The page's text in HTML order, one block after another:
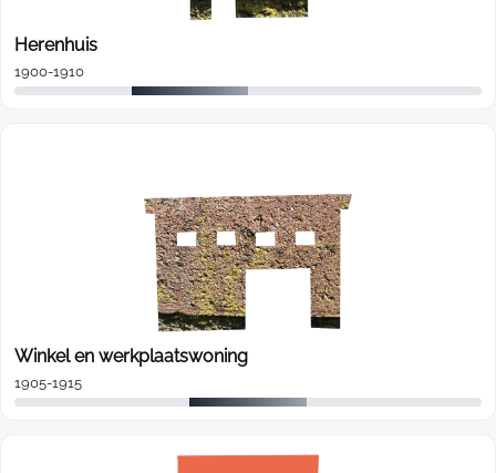
Herenhuis
1900-1910
Winkel en werkplaatswoning
1905-1915